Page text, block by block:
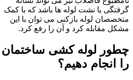
گرفتگی یا نشت لوله ها باشد که با کمک
متخصصان لوله بازکنی می توان با این
مشکل مقابله کرد و آن را رفع کرد.
چطور لوله کشی ساختمان
را انجام دهیم؟